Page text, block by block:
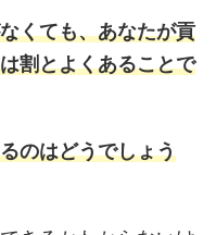
くても、あなたが貢
割とよくあることで
のはどうでしょう